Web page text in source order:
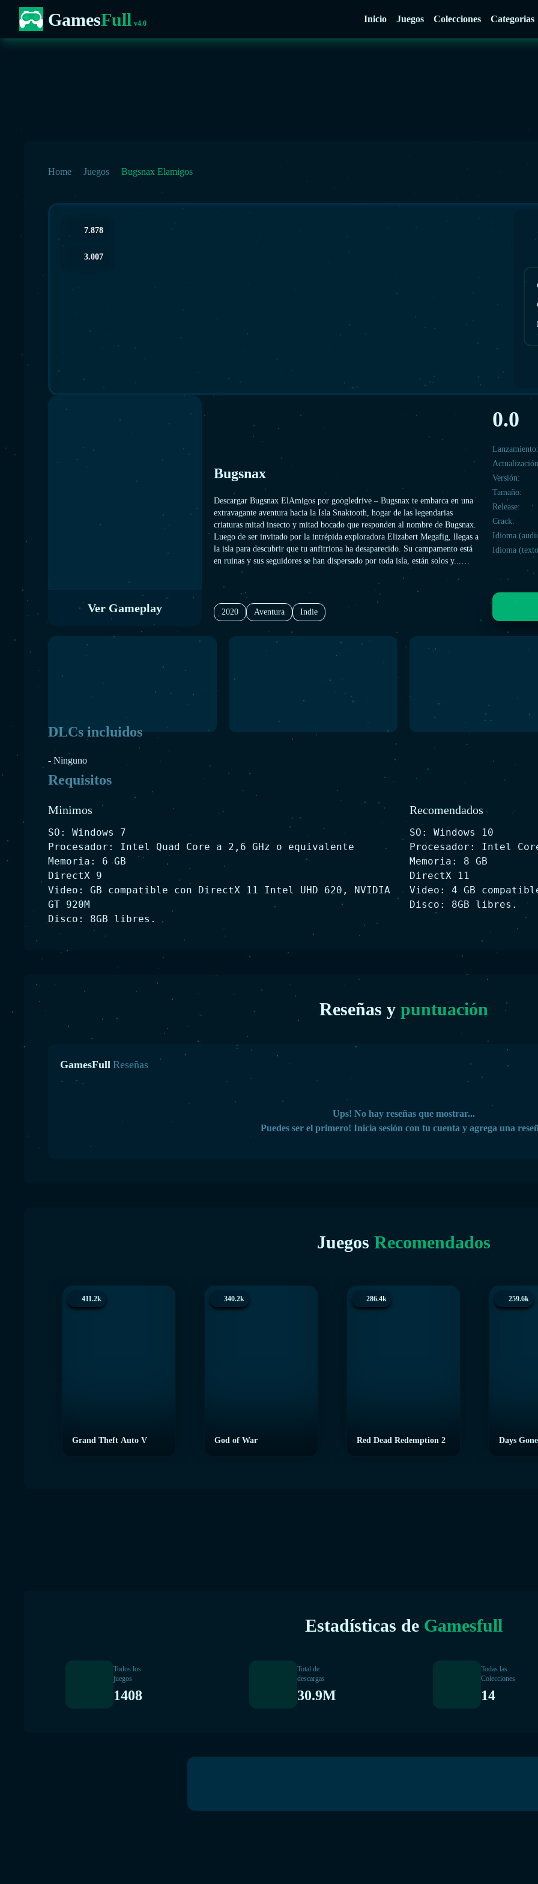
GamesFull v4.0 Inicio Juegos Colecciones Categorias
Home Juegos Bugsnax Elamigos
7.878
3.007
Ver Gameplay
Bugsnax
Descargar Bugsnax ElAmigos por googledrive – Bugsnax te embarca en una
extravagante aventura hacia la Isla Snaktooth, hogar de las legendarias
criaturas mitad insecto y mitad bocado que responden al nombre de Bugsnax.
Luego de ser invitado por la intrépida exploradora Elizabert Megafig, llegas a
la isla para descubrir que tu anfitriona ha desaparecido. Su campamento está
en ruinas y sus seguidores se han dispersado por toda isla, están solos y...
¡hambrientos! De ti depende resolver los misterios de la Isla Snaktooth: ¿qué
le ocurrió a Lizbert? ¿Qué son los Bugsnax y de dónde vienen? Pero, sobre
todo, ¿por qué son TAN DELICIOSOS?
2020
Aventura Indie
0.0
Lanzamiento:
Versión:
Tamaño:
Release:
Crack:
Idioma
Idioma
DLCs incluidos
- Ninguno
Requisitos
Minimos
SO: Windows 7
Procesador: Intel Quad Core a 2,6 GHz o equivalente
Memoria: 6 GB
DirectX 9
Video: GB compatible con DirectX 11 Intel UHD 620, NVIDIA
GT 920M
Disco: 8GB libres.
Recomendados
SO: Windows 10
Procesador: Intel
Memoria: 8 GB
DirectX 11
Video: 4 GB
Disco: 8GB libres.
Reseñas y puntuación
GamesFull Reseñas
Ups! No hay reseñas que mostrar...
Puedes ser el primero! Inicia sesión con tu cuenta y agrega una
Juegos Recomendados
411.2k
Grand Theft Auto V
340.2k
God of War
286.4k
Red Dead Redemption 2
259.6k
Days
Estadísticas de Gamesfull
Todos los
juegos
1408
Total de
descargas
30.9M
Todas las
Colecciones
14